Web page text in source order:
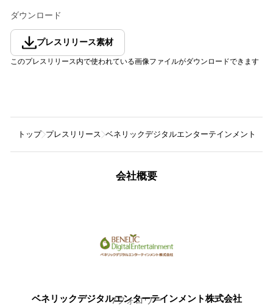
ダウンロード
プレスリリース素材
このプレスリリース内で使われている画像ファイルがダウンロードできます
トップ プレスリリース ベネリックデジタルエンターテインメント株
会社概要
ベネリックデジタルエンターテインメント株式会社
7フォロワー